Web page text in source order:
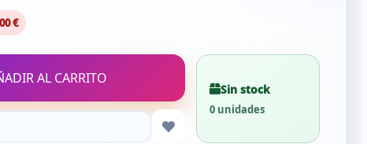
€
AL CARRITO
Sin stock
0 unidades